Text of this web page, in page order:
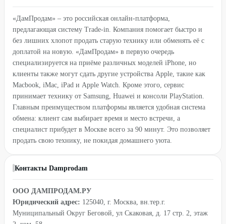
«ДамПродам» – это российская онлайн-платформа,
предлагающая систему Trade-in. Компания помогает быстро и
без лишних хлопот продать старую технику или обменять её с
доплатой на новую. «ДамПродам» в первую очередь
специализируется на приёме различных моделей iPhone, но
клиенты также могут сдать другие устройства Apple, такие как
Macbook, iMac, iPad и Apple Watch. Кроме этого, сервис
принимает технику от Samsung, Huawei и консоли PlayStation.
Главным преимуществом платформы является удобная система
обмена: клиент сам выбирает время и место встречи, а
специалист прибудет в Москве всего за 90 минут. Это позволяет
продать свою технику, не покидая домашнего уюта.
Контакты Damprodam
ООО ДАМПРОДАМ.РУ
Юридический адрес: 125040, г. Москва, вн.тер.г.
Муниципальный Округ Беговой, ул Скаковая, д. 17 стр. 2, этаж